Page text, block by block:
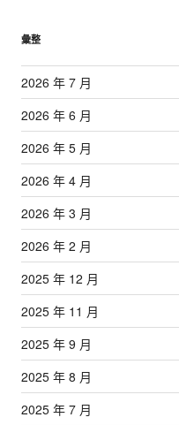
彙整
2026 年 7 月
2026 年 6 月
2026 年 5 月
2026 年 4 月
2026 年 3 月
2026 年 2 月
2025 年 12 月
2025 年 11 月
2025 年 9 月
2025 年 8 月
2025 年 7 月